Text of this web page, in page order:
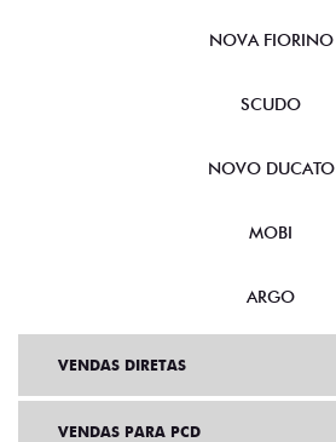
NOVA FIORINO
SCUDO
NOVO DUCATO
MOBI
ARGO
VENDAS DIRETAS
VENDAS PARA PCD